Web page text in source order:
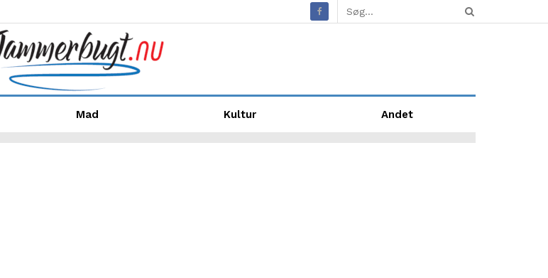
Mad Kultur Andet